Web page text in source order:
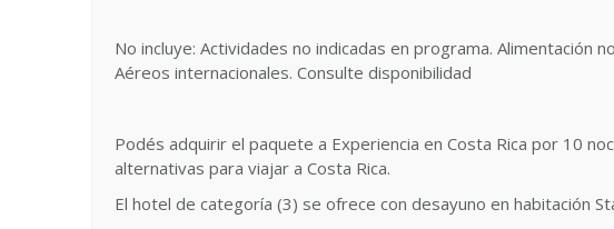
No incluye: Actividades no indicadas en programa. Alimentación
Aéreos internacionales. Consulte disponibilidad
Podés adquirir el paquete a Experiencia en Costa Rica por 10
alternativas para viajar a Costa Rica.
El hotel de categoría (3) se ofrece con desayuno en habitación